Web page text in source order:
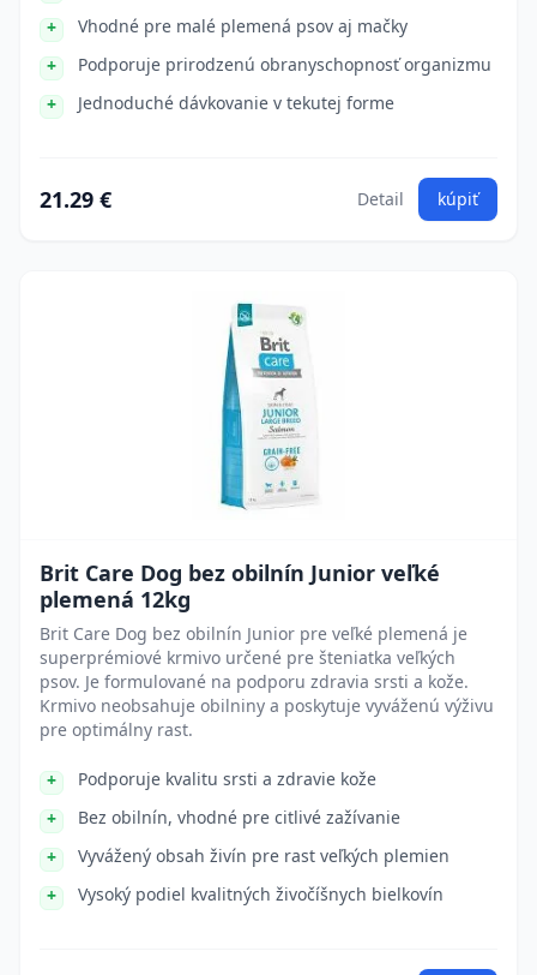
Vhodné pre malé plemená psov aj mačky
Podporuje prirodzenú obranyschopnosť organizmu
Jednoduché dávkovanie v tekutej forme
21.29 € Detail kúpiť
Brit Care Dog bez obilnín Junior veľké
plemená 12kg
Brit Care Dog bez obilnín Junior pre veľké plemená je
superprémiové krmivo určené pre šteniatka veľkých
psov. Je formulované na podporu zdravia srsti a kože.
Krmivo neobsahuje obilniny a poskytuje vyváženú výživu
pre optimálny rast.
Podporuje kvalitu srsti a zdravie kože
Bez obilnín, vhodné pre citlivé zažívanie
Vyvážený obsah živín pre rast veľkých plemien
Vysoký podiel kvalitných živočíšnych bielkovín